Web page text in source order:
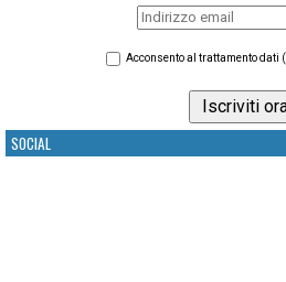
Acconsento al trattamento dati (
SOCIAL